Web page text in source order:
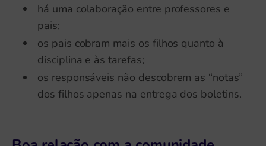
há uma colaboração entre professores e
pais;
os pais cobram mais os filhos quanto à
disciplina e às tarefas;
os responsáveis não descobrem as “notas”
dos filhos apenas na entrega dos boletins.